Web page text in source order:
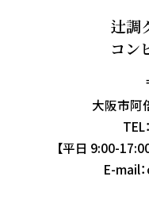
辻調
コン
大阪市阿
TEL：
【平日 9:00-
E-mail：